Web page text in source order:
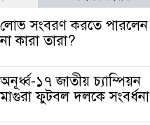
লোভ সংবরণ করতে পারলেন
না কারা তারা?
অনূর্ধ্ব-১৭ জাতীয় চ্যাম্পিয়ন
মাগুরা ফুটবল দলকে সংবর্ধনা